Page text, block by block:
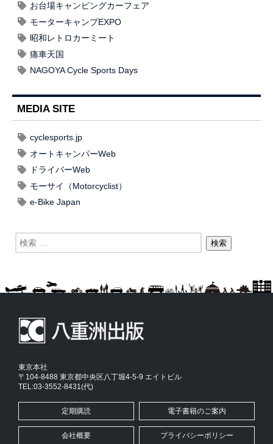
お台場キャンピングカーフェア
モーターキャンプEXPO
昭和レトロカーミート
痛車天国
NAGOYA Cycle Sports Days
MEDIA SITE
cyclesports.jp
オートキャンパーWeb
ドライバーWeb
モーサイ（Motorcyclist）
e-Bike Japan
東京本社
〒104-8488 東京都中央区八丁堀4-5-9 エイトビル
TEL:03-3552-8431(代)
定期購読 電子書籍のご案内
会社概要 プライバシーポリシー